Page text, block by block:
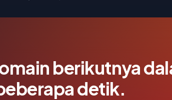
berikutnya
detik.